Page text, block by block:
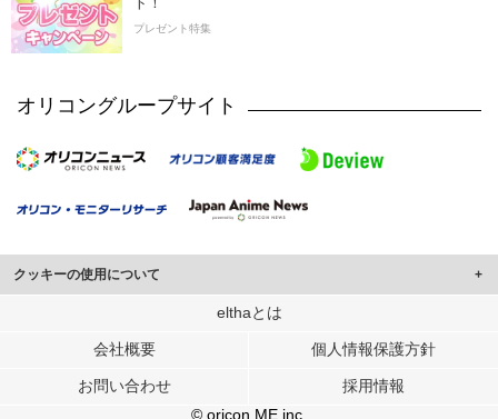
プレゼント特集
オリコングループサイト
クッキーの使用について
このサイトでは Cookie を使用して、ユーザーに合わせたコンテンツや広告の
行っています。
メディアや広告配信、データ解析の各パートナーに提供しています。
各パートナーは、この情報とユーザーが各パートナーに提供した他の情報や、
elthaとは
会社概要 個人情報保護方針
お問い合わせ
採用情報
© oricon ME inc.